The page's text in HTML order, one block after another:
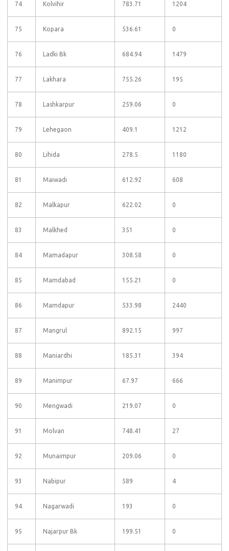
74 Kolvihir 783.71 1204
75 Kopara 536.61 0
76 Ladki Bk 684.94 1479
77 Lakhara 755.26 195
78 Lashkarpur 259.06 0
79 Lehegaon 409.1 1212
80 Lihida 278.5 1180
81 Maiwadi 612.92 608
82 Malkapur 622.02 0
83 Malkhed 351 0
84 Mamadapur 308.58 0
85 Mamdabad 155.21 0
86 Mamdapur 533.98 2440
87 Mangrul 892.15 997
88 Maniardhi 185.31 394
89 Manimpur 67.97 666
90 Mengwadi 219.07 0
91 Molvan 748.41 27
92 Munaimpur 209.06 0
93 Nabipur 589 4
94 Nagarwadi 193 0
95 Najarpur Bk 199.51 0